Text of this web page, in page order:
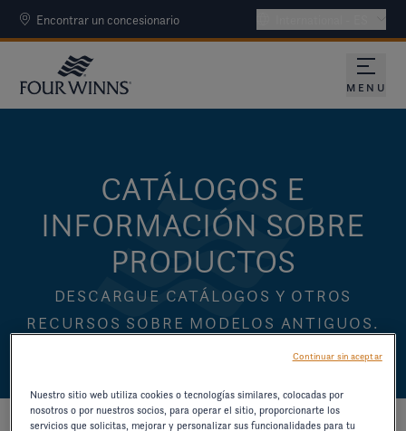
Encontrar un concesionario
MENU
CATÁLOGOS E
INFORMACIÓN SOBRE
PRODUCTOS
DESCARGUE CATÁLOGOS Y OTROS
RECURSOS SOBRE MODELOS ANTIGUOS.
Nuestro sitio web utiliza cookies o tecnologías similares, colocadas por
nosotros o por nuestros socios, para operar el sitio, proporcionarte los
servicios que solicitas, mejorar y personalizar sus funcionalidades para tu
Continuar sin aceptar